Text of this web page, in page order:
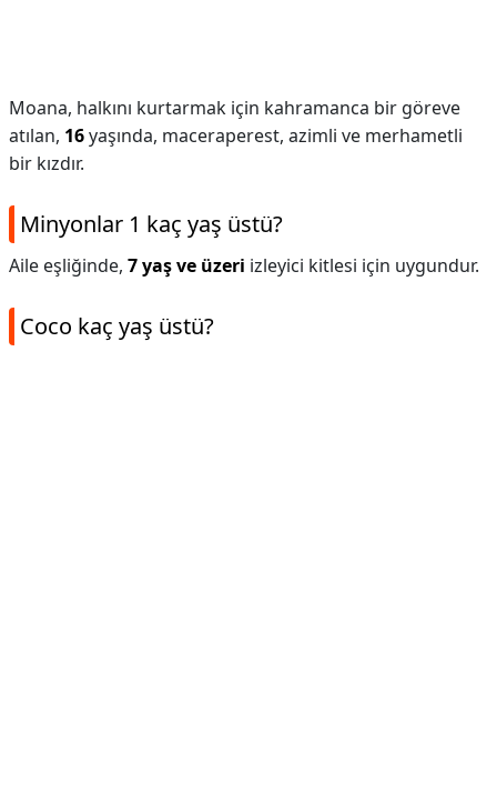
Moana, halkını kurtarmak için kahramanca bir göreve
atılan, 16yaşında, maceraperest, azimli ve merhametli
bir kızdır.
Minyonlar 1 kaç yaş üstü?
Aile eşliğinde, 7 yaş ve üzeri izleyici kitlesi için uygundur.
Coco kaç yaş üstü?